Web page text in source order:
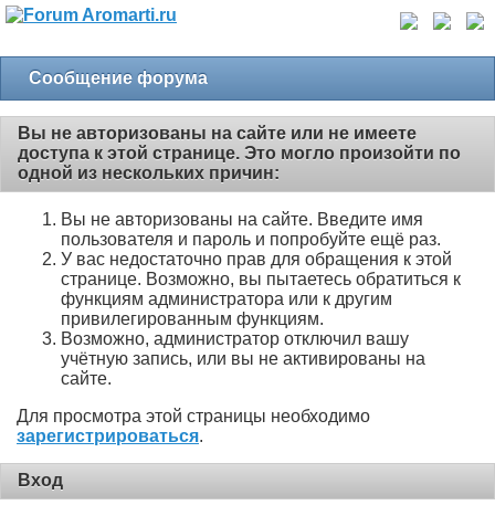
Сообщение форума
Вы не авторизованы на сайте или не имеете
доступа к этой странице. Это могло произойти по
одной из нескольких причин:
Вы не авторизованы на сайте. Введите имя
пользователя и пароль и попробуйте ещё раз.
У вас недостаточно прав для обращения к этой
странице. Возможно, вы пытаетесь обратиться к
функциям администратора или к другим
привилегированным функциям.
Возможно, администратор отключил вашу
учётную запись, или вы не активированы на
сайте.
Для просмотра этой страницы необходимо
зарегистрироваться.
Вход